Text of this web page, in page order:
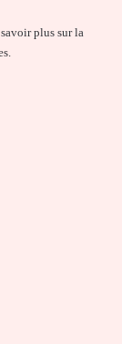
plus sur la